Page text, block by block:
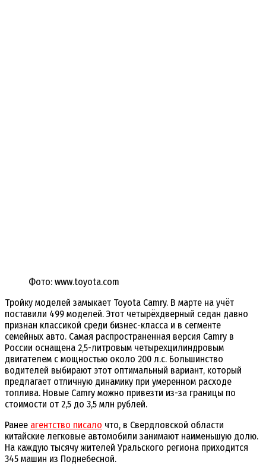
Фото: www.toyota.com
Тройку моделей замыкает Toyota Camry. В марте на учёт
поставили 499 моделей. Этот четырёхдверный седан давно
признан классикой среди бизнес-класса и в сегменте
семейных авто. Самая распространенная версия Camry в
России оснащена 2,5-литровым четырехцилиндровым
двигателем с мощностью около 200 л.с. Большинство
водителей выбирают этот оптимальный вариант, который
предлагает отличную динамику при умеренном расходе
топлива. Новые Camry можно привезти из-за границы по
стоимости от 2,5 до 3,5 млн рублей.
Ранее агентство писало что, в Свердловской области
китайские легковые автомобили занимают наименьшую долю.
На каждую тысячу жителей Уральского региона приходится
345 машин из Поднебесной.